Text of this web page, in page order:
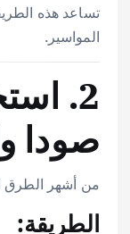
تساعد هذه
المواسير.
2.
صودا
من أشهر الطرق
الطريقة: